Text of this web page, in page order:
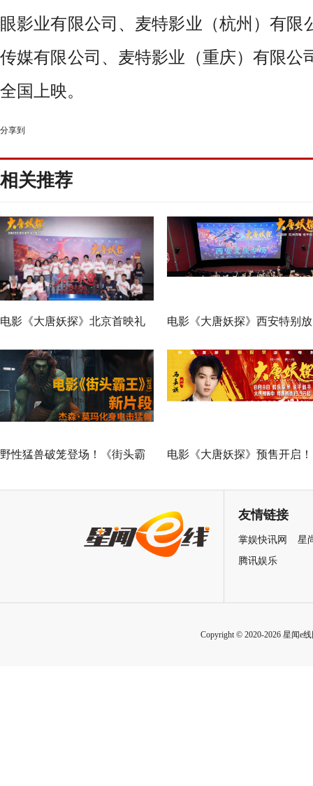
眼影业有限公司、麦特影业（杭州）有限
传媒有限公司、麦特影业（重庆）有限公
全国上映。
分享到
相关推荐
电影《大唐妖探》北京首映礼
欢乐探案获观众盛赞：“夯！”
电影《大唐妖探》西安特别放
映 开启古城合家欢奇幻冒险
野性猛兽破笼登场！《街头霸 电影《大唐妖探》预售开启！
邀你共赴探案之旅友情链接
掌娱快讯网
星
腾讯娱乐
Copyright © 2020-2026 星闻e